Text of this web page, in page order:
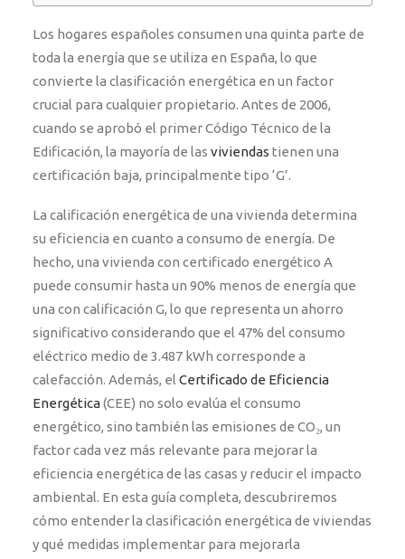
Los hogares españoles consumen una quinta parte de
toda la energía que se utiliza en España, lo que
convierte la clasificación energética en un factor
crucial para cualquier propietario. Antes de 2006,
cuando se aprobó el primer Código Técnico de la
Edificación, la mayoría de las viviendas tienen una
certificación baja, principalmente tipo ‘G’.
La calificación energética de una vivienda determina
su eficiencia en cuanto a consumo de energía. De
hecho, una vivienda con certificado energético A
puede consumir hasta un 90% menos de energía que
una con calificación G, lo que representa un ahorro
significativo considerando que el 47% del consumo
eléctrico medio de 3.487 kWh corresponde a
calefacción. Además, el Certificado de Eficiencia
Energética(CEE) no solo evalúa el consumo
energético, sino también las emisiones de CO₂, un
factor cada vez más relevante para mejorar la
eficiencia energética de las casas y reducir el impacto
ambiental. En esta guía completa, descubriremos
cómo entender la clasificación energética de viviendas
y qué medidas implementar para mejorarla